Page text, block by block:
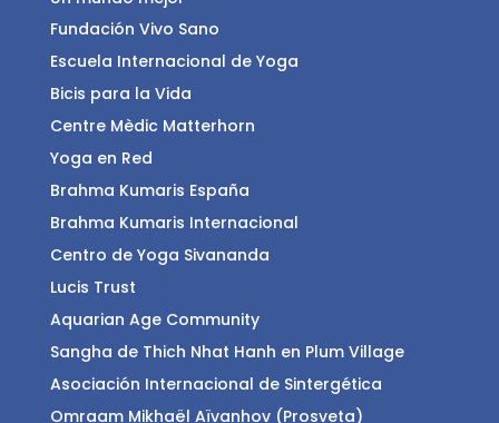
Fundación Vivo Sano
Escuela Internacional de Yoga
Bicis para la Vida
Centre Mèdic Matterhorn
Yoga en Red
Brahma Kumaris España
Brahma Kumaris Internacional
Centro de Yoga Sivananda
Lucis Trust
Aquarian Age Community
Sangha de Thich Nhat Hanh en Plum Village
Asociación Internacional de Sintergética
Omraam Mikhaël Aïvanhov (Prosveta)